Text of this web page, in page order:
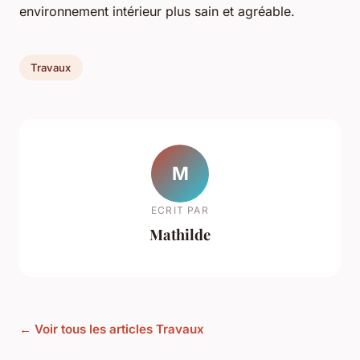
environnement intérieur plus sain et agréable.
Travaux
M
ECRIT PAR
Mathilde
← Voir tous les articles Travaux